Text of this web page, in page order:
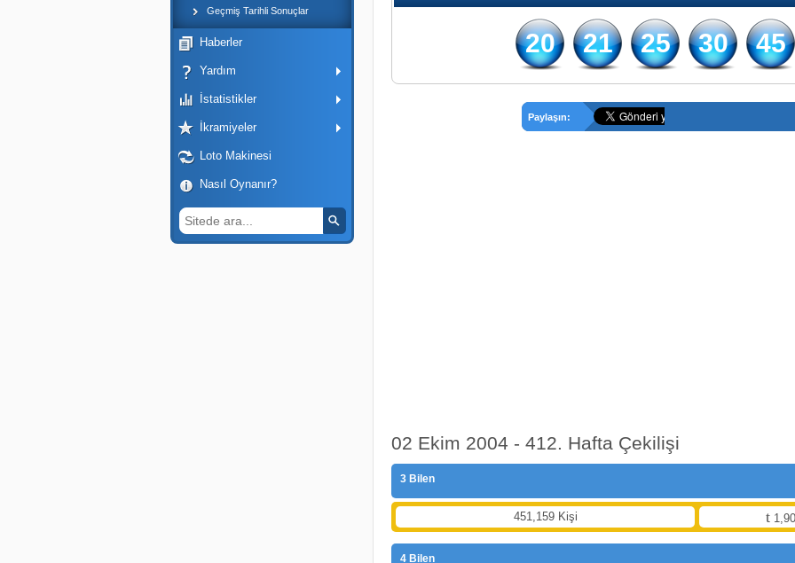
Geçmiş Tarihli Sonuçlar
Haberler
Yardım
İstatistikler
İkramiyeler
Loto Makinesi
Nasıl Oynanır?
20 21 25 30 45
Paylaşın:
02 Ekim 2004 - 412. Hafta Çekilişi
3 Bilen
451,159 Kişi
4 Bilen